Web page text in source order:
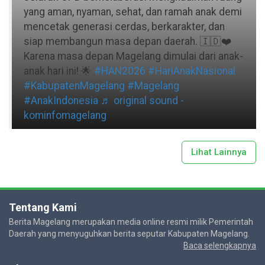
yang aman, nyaman, sehat, dan ramah anak demi
mencetak generasi cerdas, berkarakter, dan
siap membangun masa depan daerah. 🇮🇩❤️
Karena masa depan Magelang dimulai dari anak-
anak hari ini! 🌟 #HAN2026 #HariAnakNasional
#KabupatenMagelang #Magelang
#AnakIndonesia ♬ original sound -
kominfomagelang
Lihat Lainnya
Tentang Kami
Berita Magelang merupakan media online resmi milik Pemerintah
Daerah yang menyuguhkan berita seputar Kabupaten Magelang.
Baca selengkapnya